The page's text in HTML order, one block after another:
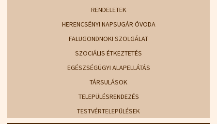
RENDELETEK
HERENCSÉNYI NAPSUGÁR ÓVODA
FALUGONDNOKI SZOLGÁLAT
SZOCIÁLIS ÉTKEZTETÉS
EGÉSZSÉGÜGYI ALAPELLÁTÁS
TÁRSULÁSOK
TELEPÜLÉSRENDEZÉS
TESTVÉRTELEPÜLÉSEK